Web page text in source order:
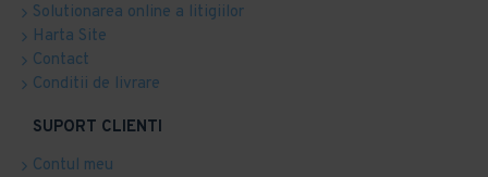
Solutionarea online a litigiilor
Harta Site
Contact
Conditii de livrare
SUPORT CLIENTI
Contul meu